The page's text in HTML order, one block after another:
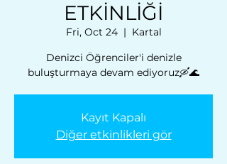
ETKİNLİĞİ
Fri, Oct 24
  |
Kartal
Denizci Öğrenciler'i denizle
buluşturmaya devam ediyoruz🛶🌊
Kayıt Kapalı
Diğer etkinlikleri gör